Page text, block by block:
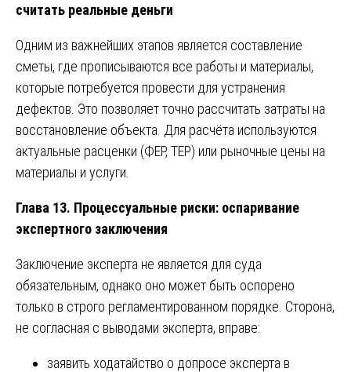
считать реальные деньги
Одним из важнейших этапов является составление
сметы, где прописываются все работы и материалы,
которые потребуется провести для устранения
дефектов. Это позволяет точно рассчитать затраты на
восстановление объекта. Для расчёта используются
актуальные расценки (ФЕР, ТЕР) или рыночные цены на
материалы и услуги.
Глава 13. Процессуальные риски: оспаривание
экспертного заключения
Заключение эксперта не является для суда
обязательным, однако оно может быть оспорено
только в строго регламентированном порядке. Сторона,
не согласная с выводами эксперта, вправе:
заявить ходатайство о допросе эксперта в